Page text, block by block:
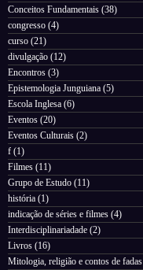
Conceitos Fundamentais (38)
congresso (4)
curso (21)
divulgação (12)
Encontros (3)
Epistemologia Junguiana (5)
Escola Inglesa (6)
Eventos (20)
Eventos Culturais (2)
f (1)
Filmes (11)
Grupo de Estudo (11)
história (1)
indicação de séries e filmes (4)
Interdisciplinariadade (2)
Livros (16)
Mitologia, religião e contos de fadas